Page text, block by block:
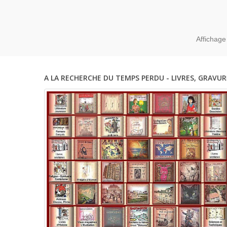
A LA RECHERCHE DU TEMPS PERDU - LIVRES,